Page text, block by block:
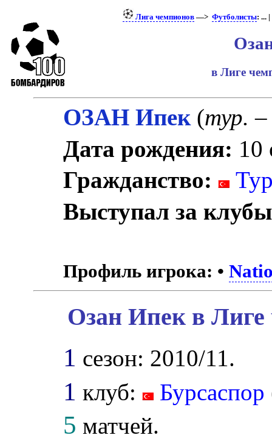
Лига чемпионов—> Футболисты: ... |
в Лиге
ОЗАН Ипек(тур. –
Дата рождения: 10
Гражданство:
Выступал за
Профиль игрока: •
Озан Ипек в Лиге
1 сезон: 2010/11.
1 клуб: Бурсаспор
5 матчей.